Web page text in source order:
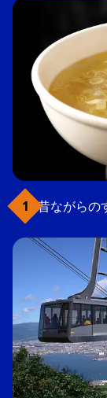
昔ながらの